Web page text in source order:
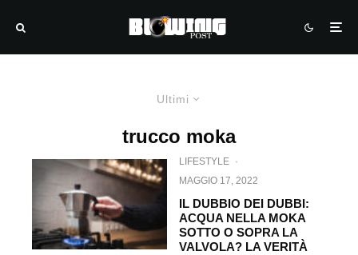
Ultimi
trucco moka
LIFESTYLE ·
MAGGIO 17, 2022
IL DUBBIO DEI DUBBI:
ACQUA NELLA MOKA
SOTTO O SOPRA LA
VALVOLA? LA VERITÀ